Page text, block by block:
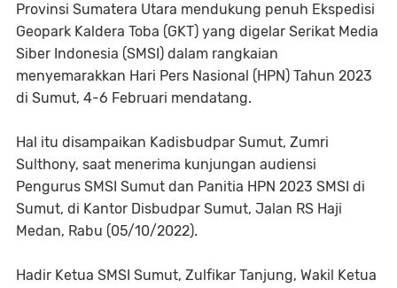
Provinsi Sumatera Utara mendukung penuh Ekspedisi
Geopark Kaldera Toba (GKT) yang digelar Serikat Media
Siber Indonesia (SMSI) dalam rangkaian
menyemarakkan Hari Pers Nasional (HPN) Tahun 2023
di Sumut, 4-6 Februari mendatang.
Hal itu disampaikan Kadisbudpar Sumut, Zumri
Sulthony, saat menerima kunjungan audiensi
Pengurus SMSI Sumut dan Panitia HPN 2023 SMSI di
Sumut, di Kantor Disbudpar Sumut, Jalan RS Haji
Medan, Rabu (05/10/2022).
Hadir Ketua SMSI Sumut, Zulfikar Tanjung, Wakil Ketua